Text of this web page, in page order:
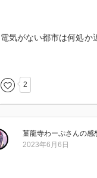
電気がない都市は何処か
電気を得るために危険
ロイドに囚われ続けている
な」と想像するけどアン
実際、ストラウスとメヌ
2
菫龍寺わーぷさんの感
2023年6月6日